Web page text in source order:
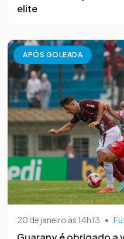
elite
APÓS GOLEADA
20 de janeiro às 14h13 •